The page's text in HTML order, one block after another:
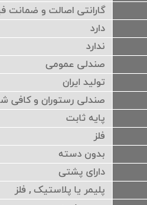
گارانتی اصالت و ضمانت
دارد
ندارد
صندلی عمومی
تولید ایران
صندلی رستوران و کافی
پایه ثابت
فلز
بدون دسته
دارای پشتی
پلیمر یا پلاستیک , فلز